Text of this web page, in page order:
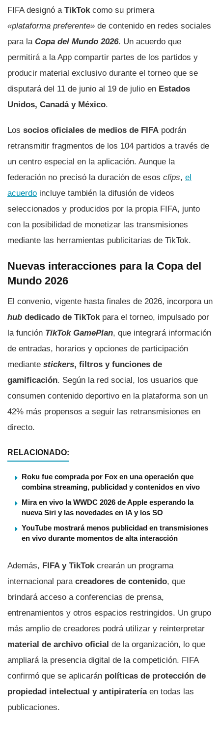
FIFA designó a TikTok como su primera
«plataforma preferente» de contenido en redes sociales
para la Copa del Mundo 2026. Un acuerdo que
permitirá a la App compartir partes de los partidos y
producir material exclusivo durante el torneo que se
disputará del 11 de junio al 19 de julio en Estados
Unidos, Canadá y México.
Los socios oficiales de medios de FIFA podrán
retransmitir fragmentos de los 104 partidos a través de
un centro especial en la aplicación. Aunque la
federación no precisó la duración de esos clips, el
acuerdo incluye también la difusión de videos
seleccionados y producidos por la propia FIFA, junto
con la posibilidad de monetizar las transmisiones
mediante las herramientas publicitarias de TikTok.
Nuevas interacciones para la Copa del
Mundo 2026
El convenio, vigente hasta finales de 2026, incorpora un
hub dedicado de TikTokpara el torneo, impulsado por
la función TikTok GamePlan, que integrará información
de entradas, horarios y opciones de participación
mediante stickers, filtros y funciones de
gamificación. Según la red social, los usuarios que
consumen contenido deportivo en la plataforma son un
42% más propensos a seguir las retransmisiones en
directo.
RELACIONADO:
Roku fue comprada por Fox en una operación que
combina streaming, publicidad y contenidos en vivo
Mira en vivo la WWDC 2026 de Apple esperando la
nueva Siri y las novedades en IA y los SO
YouTube mostrará menos publicidad en transmisiones
en vivo durante momentos de alta interacción
Además, FIFA y TikTokcrearán un programa
internacional para creadores de contenido, que
brindará acceso a conferencias de prensa,
entrenamientos y otros espacios restringidos. Un grupo
más amplio de creadores podrá utilizar y reinterpretar
material de archivo oficial de la organización, lo que
ampliará la presencia digital de la competición. FIFA
confirmó que se aplicarán políticas de protección de
propiedad intelectual y antipirateríaen todas las
publicaciones.